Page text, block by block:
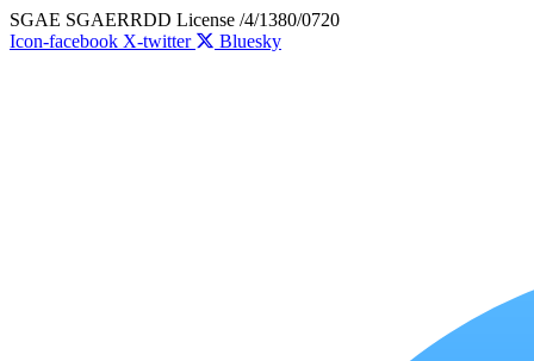
Skip
to
SGAE SGAERRDD License /4/1380/0720
Icon-facebook X-twitter Bluesky